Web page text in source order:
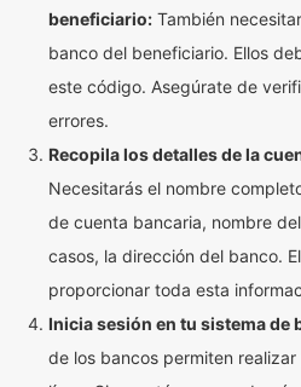
beneficiario: También
banco del beneficiario. Ellos
este código. Asegúrate de
errores.
Recopila los detalles de la
Necesitarás el nombre
de cuenta bancaria, nombre
casos, la dirección del banco.
proporcionar toda esta
Inicia sesión en tu sistema de
de los bancos permiten